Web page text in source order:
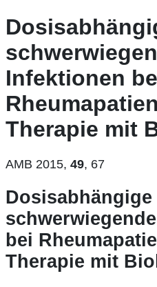
Infektionen
Therapie mit
AMB 2015, 49, 67
Dosisabhängige
bei
Therapie mit